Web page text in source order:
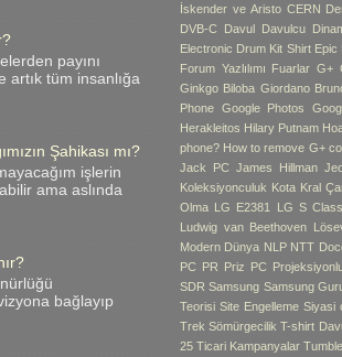
payını
artık tüm insanlığa
Şahikası mı?
işlerin
ama aslında
bağlayıp
İskender ve Aristo CERN
DVB-C Davul Davulcu
Electronic Drum Kit Shirt Epic
Forum Yazlılımı Fuarlar G+
Ginkgo Biloba Giordano
Phone Google Photos
Herakleitos Hilary Putnam
phone? How to remove G+
Jack PC James Hillman
Koleksiyonculuk Kota Kral
Olma LG E2381 LG S
Ludwig van Beethoven
Modern Dünya NLP NTT
PC PR Priz PC
SDR Samsung Samsung
Teorisi Site Engelleme Siyasi
Trek Sömürgecilik T-shirt
25 Ticari Kampanyalar